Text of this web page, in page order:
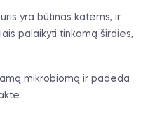
yra būtinas katėms, ir
palaikyti tinkamą širdies,
mikrobiomą ir padeda